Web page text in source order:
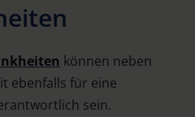
können neben
ebenfalls für eine
sein.